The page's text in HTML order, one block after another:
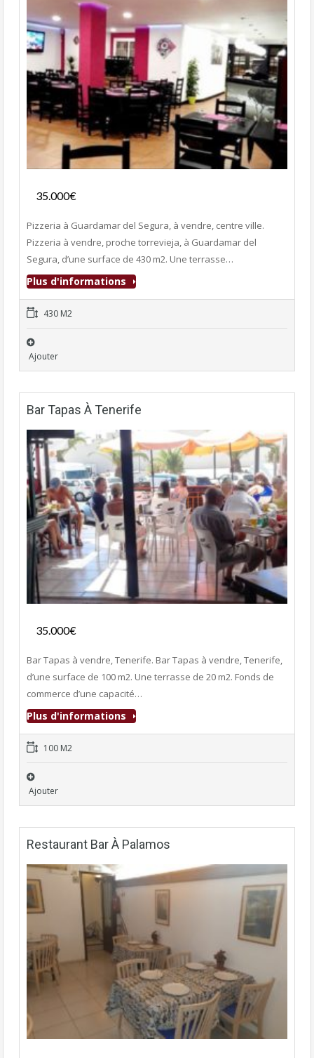
Fonds de commerce
35.000€
Pizzeria à Guardamar del Segura, à vendre, centre ville.
Pizzeria à vendre, proche torrevieja, à Guardamar del
Segura, d’une surface de 430 m2. Une terrasse…
Plus d'informations
430 M2
Ajouter
Bar Tapas À Tenerife
Fonds de commerce
35.000€
Bar Tapas à vendre, Tenerife. Bar Tapas à vendre, Tenerife,
d’une surface de 100 m2. Une terrasse de 20 m2. Fonds de
commerce d’une capacité…
Plus d'informations
100 M2
Ajouter
Restaurant Bar À Palamos
Fonds de commerce